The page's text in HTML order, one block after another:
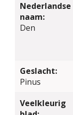
Nederlandse
naam:
Den
Geslacht:
Pinus
Veelkleurig